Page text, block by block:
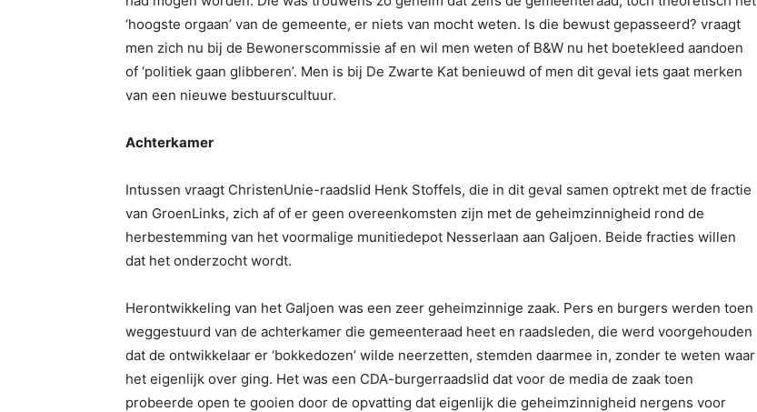
‘hoogste orgaan’ van de gemeente, er niets van mocht weten. Is die bewust gepasseerd? vraagt
men zich nu bij de Bewonerscommissie af en wil men weten of B&W nu het boetekleed aandoen
of ‘politiek gaan glibberen’. Men is bij De Zwarte Kat benieuwd of men dit geval iets gaat merken
van een nieuwe bestuurscultuur.
Achterkamer
Intussen vraagt ChristenUnie-raadslid Henk Stoffels, die in dit geval samen optrekt met de fractie
van GroenLinks, zich af of er geen overeenkomsten zijn met de geheimzinnigheid rond de
herbestemming van het voormalige munitiedepot Nesserlaan aan Galjoen. Beide fracties willen
dat het onderzocht wordt.
Herontwikkeling van het Galjoen was een zeer geheimzinnige zaak. Pers en burgers werden toen
weggestuurd van de achterkamer die gemeenteraad heet en raadsleden, die werd voorgehouden
dat de ontwikkelaar er ‘bokkedozen’ wilde neerzetten, stemden daarmee in, zonder te weten waar
het eigenlijk over ging. Het was een CDA-burgerraadslid dat voor de media de zaak toen
probeerde open te gooien door de opvatting dat eigenlijk die geheimzinnigheid nergens voor